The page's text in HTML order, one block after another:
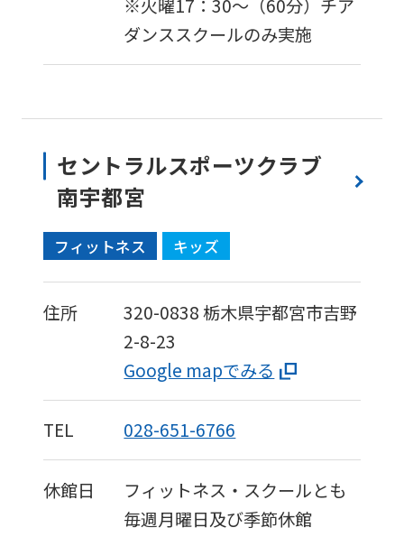
※火曜17：30〜（60分）チア
ダンススクールのみ実施
セントラルスポーツクラブ
南宇都宮
フィットネス キッズ
住所 320-0838栃木県宇都宮市吉野
2-8-23
Google mapでみる
TEL 028-651-6766
休館日
フィットネス・スクールとも
毎週月曜日及び季節休館